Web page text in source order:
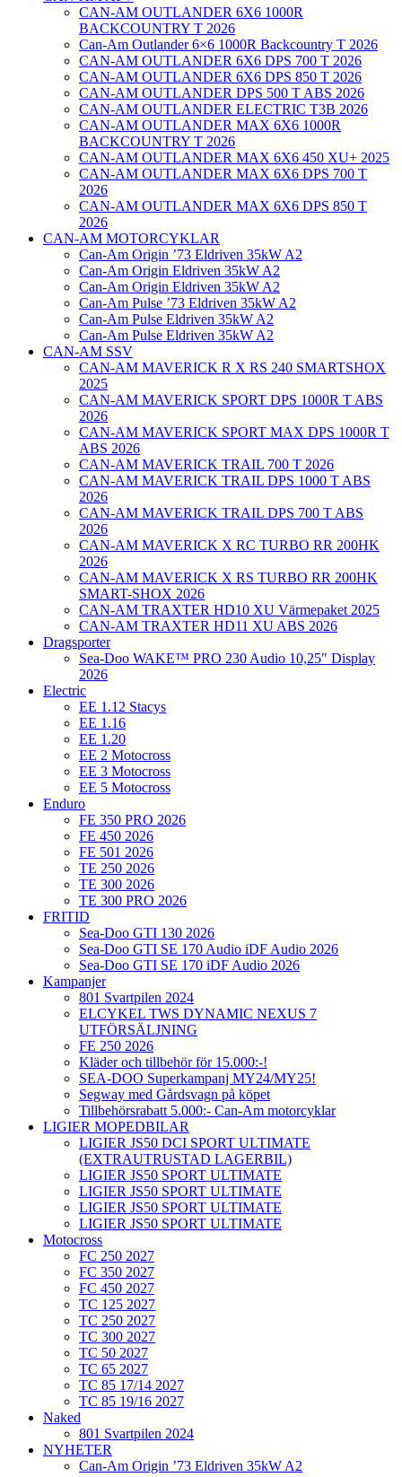
CAN-AM OUTLANDER 6X6 1000R
BACKCOUNTRY T 2026
Can-Am Outlander 6×6 1000R Backcountry T 2026
CAN-AM OUTLANDER 6X6 DPS 700 T 2026
CAN-AM OUTLANDER 6X6 DPS 850 T 2026
CAN-AM OUTLANDER DPS 500 T ABS 2026
CAN-AM OUTLANDER ELECTRIC T3B 2026
CAN-AM OUTLANDER MAX 6X6 1000R
BACKCOUNTRY T 2026
CAN-AM OUTLANDER MAX 6X6 450 XU+ 2025
CAN-AM OUTLANDER MAX 6X6 DPS 700 T
2026
CAN-AM OUTLANDER MAX 6X6 DPS 850 T
2026
CAN-AM MOTORCYKLAR
Can-Am Origin ’73 Eldriven 35kW A2
Can-Am Origin Eldriven 35kW A2
Can-Am Origin Eldriven 35kW A2
Can-Am Pulse ’73 Eldriven 35kW A2
Can-Am Pulse Eldriven 35kW A2
Can-Am Pulse Eldriven 35kW A2
CAN-AM SSV
CAN-AM MAVERICK R X RS 240 SMARTSHOX
2025
CAN-AM MAVERICK SPORT DPS 1000R T ABS
2026
CAN-AM MAVERICK SPORT MAX DPS 1000R T
ABS 2026
CAN-AM MAVERICK TRAIL 700 T 2026
CAN-AM MAVERICK TRAIL DPS 1000 T ABS
2026
CAN-AM MAVERICK TRAIL DPS 700 T ABS
2026
CAN-AM MAVERICK X RC TURBO RR 200HK
2026
CAN-AM MAVERICK X RS TURBO RR 200HK
SMART-SHOX 2026
CAN-AM TRAXTER HD10 XU Värmepaket 2025
CAN-AM TRAXTER HD11 XU ABS 2026
Dragsporter
Sea-Doo WAKE™ PRO 230 Audio 10,25″ Display
2026
Electric
EE 1.12 Stacys
EE 1.16
EE 1.20
EE 2 Motocross
EE 3 Motocross
EE 5 Motocross
Enduro
FE 350 PRO 2026
FE 450 2026
FE 501 2026
TE 250 2026
TE 300 2026
TE 300 PRO 2026
FRITID
Sea-Doo GTI 130 2026
Sea-Doo GTI SE 170 Audio iDF Audio 2026
Sea-Doo GTI SE 170 iDF Audio 2026
Kampanjer
801 Svartpilen 2024
ELCYKEL TWS DYNAMIC NEXUS 7
UTFÖRSÄLJNING
FE 250 2026
Kläder och tillbehör för 15.000:-!
SEA-DOO Superkampanj MY24/MY25!
Segway med Gårdsvagn på köpet
Tillbehörsrabatt 5.000:- Can-Am motorcyklar
LIGIER MOPEDBILAR
LIGIER JS50 DCI SPORT ULTIMATE
(EXTRAUTRUSTAD LAGERBIL)
LIGIER JS50 SPORT ULTIMATE
LIGIER JS50 SPORT ULTIMATE
LIGIER JS50 SPORT ULTIMATE
LIGIER JS50 SPORT ULTIMATE
Motocross
FC 250 2027
FC 350 2027
FC 450 2027
TC 125 2027
TC 250 2027
TC 300 2027
TC 50 2027
TC 65 2027
TC 85 17/14 2027
TC 85 19/16 2027
Naked
801 Svartpilen 2024
NYHETER
Can-Am Origin ’73 Eldriven 35kW A2